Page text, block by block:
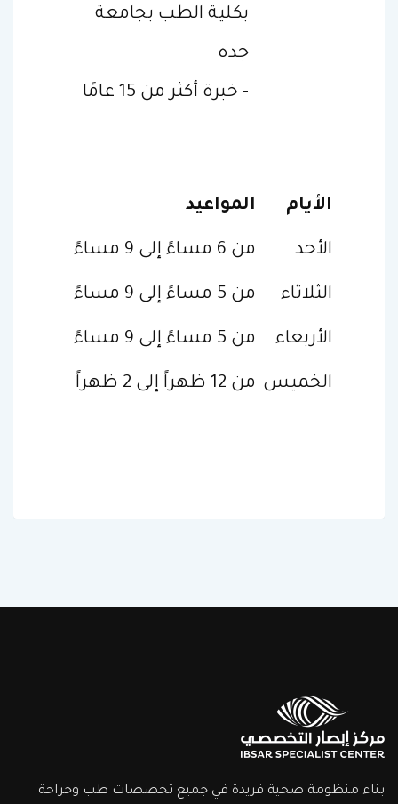
بكلية الطب بجامعة
جده
- خبرة أكثر من 15 عامًا
الأيام المواعيد
الأحد من 6 مساءً إلى 9 مساءً
الثلاثاء من 5 مساءً إلى 9 مساءً
الأربعاء من 5 مساءً إلى 9 مساءً
الخميس من 12 ظهراً إلى 2 ظهراً
بناء منظومة صحية فريدة في جميع تخصصات طب وجراحة